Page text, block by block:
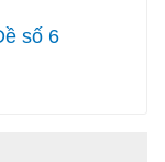
số 6